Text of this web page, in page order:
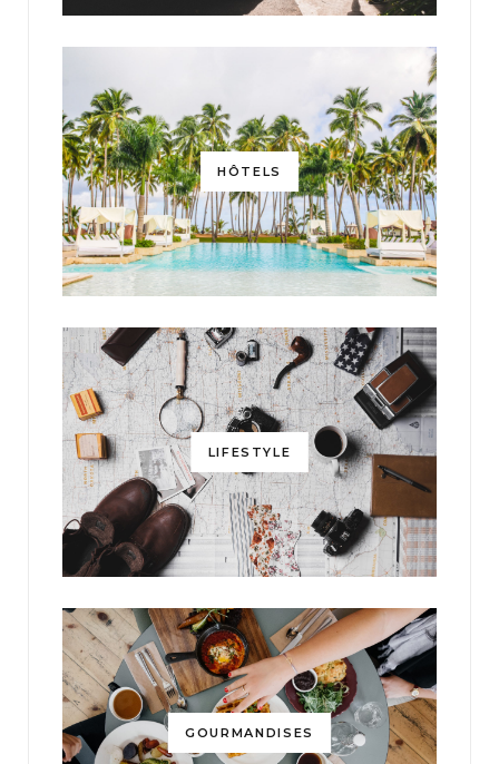
HÔTELS
LIFESTYLE
GOURMANDISES